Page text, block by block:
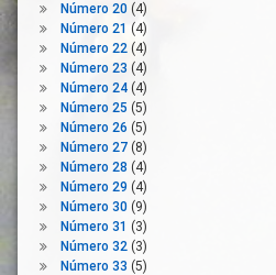
Inmigrante
Integración
Integración
Estructural
Ley De
Extranjería
Mano
De
Obra
Menores
Extranjeros
Número 20(4)
Número 21 (4)
Número 22(4)
Número 23(4)
Número 24(4)
Número 25 (5)
Número 26 (5)
Número 27(8)
Número 28 (4)
Número 29 (4)
Número 30(9)
Número 31 (3)
Número 32(3)
Número 33 (5)